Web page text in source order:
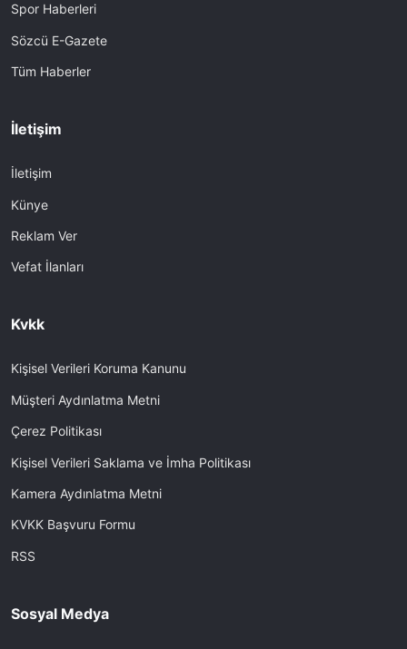
Spor Haberleri
Sözcü E-Gazete
Tüm Haberler
İletişim
İletişim
Künye
Reklam Ver
Vefat İlanları
Kvkk
Kişisel Verileri Koruma Kanunu
Müşteri Aydınlatma Metni
Çerez Politikası
Kişisel Verileri Saklama ve İmha Politikası
Kamera Aydınlatma Metni
KVKK Başvuru Formu
RSS
Sosyal Medya